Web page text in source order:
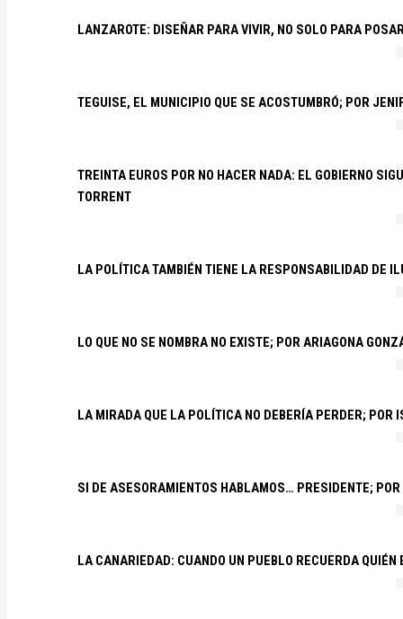
LANZAROTE: DISEÑAR PARA VIVIR, NO SOLO PARA
TEGUISE, EL MUNICIPIO QUE SE ACOSTUMBRÓ; POR
TREINTA EUROS POR NO HACER NADA: EL GOBIERNO
TORRENT
LA POLÍTICA TAMBIÉN TIENE LA RESPONSABILIDAD DE
LO QUE NO SE NOMBRA NO EXISTE; POR ARIAGONA
LA MIRADA QUE LA POLÍTICA NO DEBERÍA PERDER; POR
SI DE ASESORAMIENTOS HABLAMOS… PRESIDENTE;
LA CANARIEDAD: CUANDO UN PUEBLO RECUERDA QUIÉN